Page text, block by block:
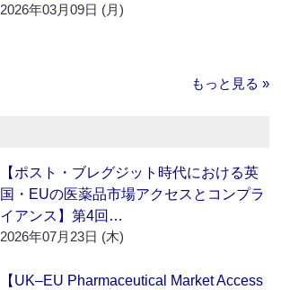
2026年03月09日 (月)
もっと見る »
【ポスト・ブレグジット時代における英
国・EUの医薬品市場アクセスとコンプラ
イアンス】第4回…
2026年07月23日 (木)
【UK–EU Pharmaceutical Market Access